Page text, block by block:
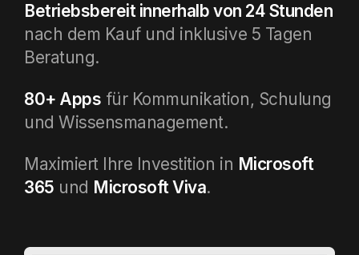
Betriebsbereit innerhalb von 24 Stunden
nach dem Kauf und inklusive 5 Tagen
Beratung.
80+ Apps für Kommunikation, Schulung
und Wissensmanagement.
Maximiert Ihre Investition in Microsoft
365 und Microsoft Viva.